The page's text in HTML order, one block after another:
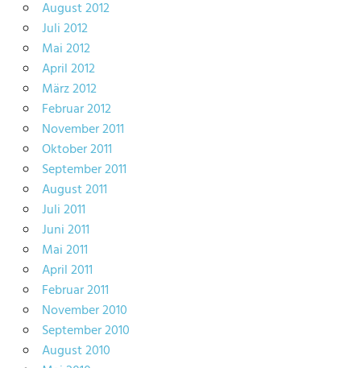
August 2012
Juli 2012
Mai 2012
April 2012
März 2012
Februar 2012
November 2011
Oktober 2011
September 2011
August 2011
Juli 2011
Juni 2011
Mai 2011
April 2011
Februar 2011
November 2010
September 2010
August 2010